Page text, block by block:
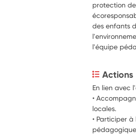
protection
des enfants
l'équipe
Actions
En lien avec
•
locales.
• Participer